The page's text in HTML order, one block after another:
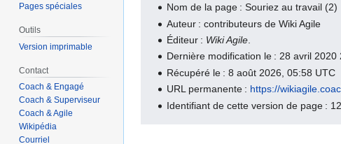
navigation
recherche
Nom de la page : Souriez au travail (2)
Auteur : contributeurs de Wiki Agile
Éditeur : Wiki Agile
Dernière modification le : 28 avril 2020
Récupéré le : 8 août 2026, 05:58 UTC
URL permanente : https://
Identifiant de cette version de page :
Pages spéciales
Outils
Version imprimable
Contact
Coach & Engagé
Coach & Superviseur
Coach & Agile
Wikipédia
Courriel